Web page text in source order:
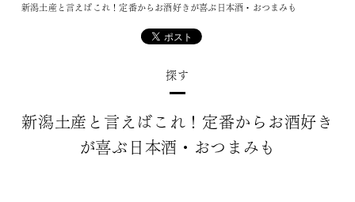
U
新潟土産と言えばこれ！定番からお酒好きが喜ぶ日本酒・おつまみも
探す
新潟土産と言えばこれ！定番からお酒好き
が喜ぶ日本酒・おつまみも